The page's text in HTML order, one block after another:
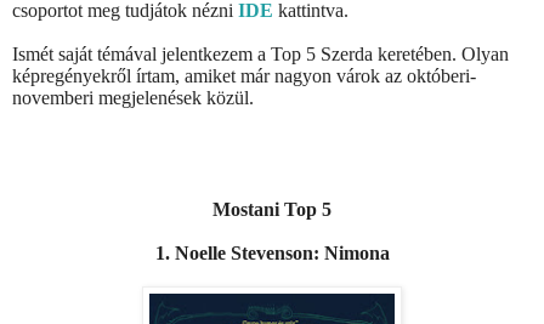
csoportot meg tudjátok nézni IDE kattintva.
Ismét saját témával jelentkezem a Top 5 Szerda keretében. Olyan
képregényekről írtam, amiket már nagyon várok az októberi-
novemberi megjelenések közül.
Mostani Top 5
1. Noelle Stevenson: Nimona